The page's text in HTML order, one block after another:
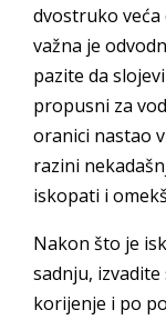
dvostruko veća
važna je
pazite da
propusni za
oranici nastao
razini
iskopati i
Nakon što je
sadnju,
korijenje i po